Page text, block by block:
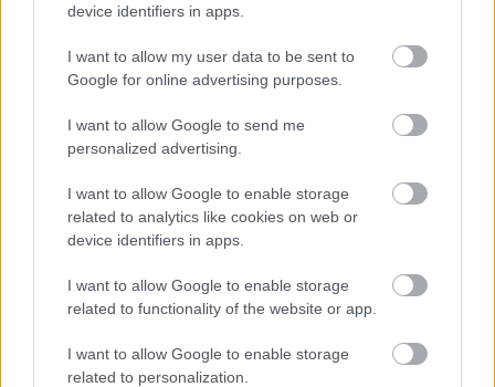
device identifiers in apps.
I want to allow my user data to be sent to
Google for online advertising purposes.
I want to allow Google to send me
personalized advertising.
I want to allow Google to enable storage
related to analytics like cookies on web or
device identifiers in apps.
I want to allow Google to enable storage
related to functionality of the website or app.
I want to allow Google to enable storage
related to personalization.
Mondjon búcsút 2014-nek a Vígszínházban!